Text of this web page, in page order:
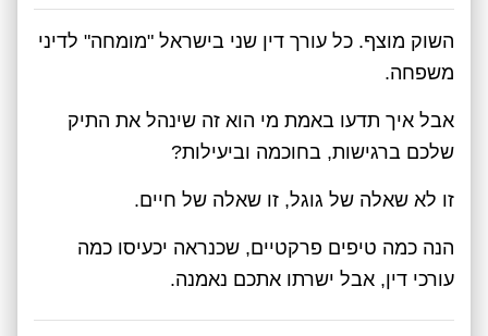
השוק מוצף. כל עורך דין שני בישראל "מומחה" לדיני
משפחה.
אבל איך תדעו באמת מי הוא זה שינהל את התיק
שלכם ברגישות, בחוכמה וביעילות?
זו לא שאלה של גוגל, זו שאלה של חיים.
הנה כמה טיפים פרקטיים, שכנראה יכעיסו כמה
עורכי דין, אבל ישרתו אתכם נאמנה.